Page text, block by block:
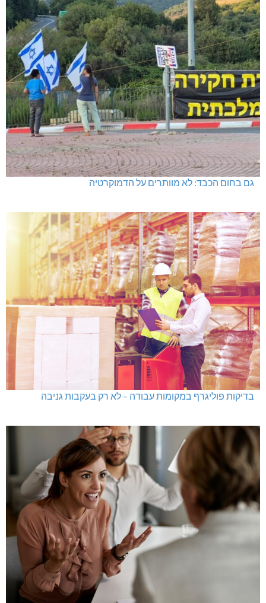
גם בחום הכבד: לא מוותרים על הדמוקרטיה
בדיקות פוליגרף במקומות עבודה – לא רק בעקבות גניבה